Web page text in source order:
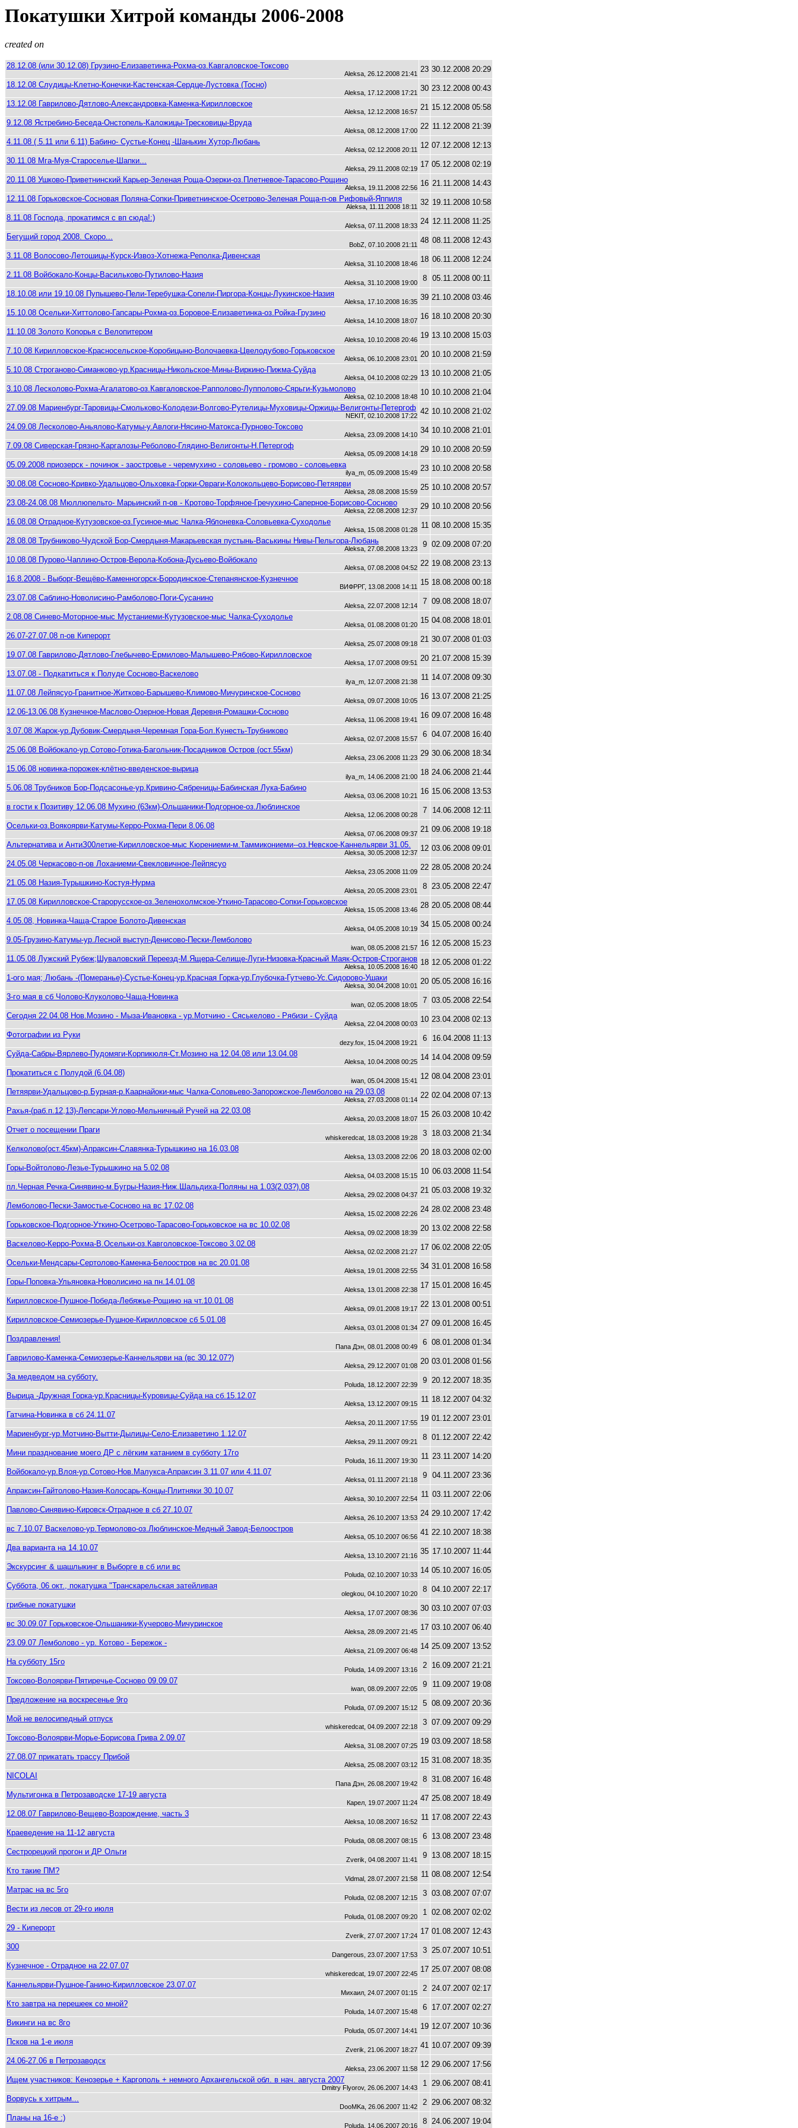
Покатушки Хитрой команды 2006-2008
created on
28.12.08 (или 30.12.08) Грузино-Елизаветинка-Рохма-оз.Кавгаловское-Токсово
Aleksa, 26.12.2008 21:41 23 30.12.2008 20:29
18.12.08 Слудицы-Клетно-Конечки-Кастенская-Сердце-Лустовка (Тосно)
Aleksa, 17.12.2008 17:21 30 23.12.2008 00:43
13.12.08 Гаврилово-Дятлово-Александровка-Каменка-Кирилловское
Aleksa, 12.12.2008 16:57 21 15.12.2008 05:58
9.12.08 Ястребино-Беседа-Онстопель-Каложицы-Тресковицы-Вруда
Aleksa, 08.12.2008 17:00 22 11.12.2008 21:39
4.11.08 ( 5.11 или 6.11) Бабино- Сустье-Конец -Шанькин Хутор-Любань
Aleksa, 02.12.2008 20:11 12 07.12.2008 12:13
30.11.08 Мга-Муя-Староселье-Шапки...
Aleksa, 29.11.2008 02:19 17 05.12.2008 02:19
20.11.08 Ушково-Приветнинский Карьер-Зеленая Роща-Озерки-оз.Плетневое-Тарасово-Рощино
Aleksa, 19.11.2008 22:56 16 21.11.2008 14:43
12.11.08 Горьковское-Сосновая Поляна-Сопки-Приветнинское-Осетрово-Зеленая Роща-п-ов Рифовый-Яппиля
Aleksa, 11.11.2008 18:11 32 19.11.2008 10:58
8.11.08 Господа, прокатимся с вп сюда!:)
Aleksa, 07.11.2008 18:33 24 12.11.2008 11:25
Бегущий город 2008. Скоро...
BobZ, 07.10.2008 21:11 48 08.11.2008 12:43
3.11.08 Волосово-Летошицы-Курск-Извоз-Хотнежа-Реполка-Дивенская
Aleksa, 31.10.2008 18:46 18 06.11.2008 12:24
2.11.08 Войбокало-Концы-Васильково-Путилово-Назия
Aleksa, 31.10.2008 19:00 8
05.11.2008 00:11
18.10.08 или 19.10.08 Пупышево-Пели-Теребушка-Сопели-Пиргора-Концы-Лукинское-Назия
Aleksa, 17.10.2008 16:35 39 21.10.2008 03:46
15.10.08 Осельки-Хиттолово-Гапсары-Рохма-оз.Боровое-Елизаветинка-оз.Ройка-Грузино
Aleksa, 14.10.2008 18:07 16 18.10.2008 20:30
11.10.08 Золото Копорья с Велопитером
Aleksa, 10.10.2008 20:46 19 13.10.2008 15:03
7.10.08 Кирилловское-Красносельское-Коробицыно-Волочаевка-Цвелодубово-Горьковское
Aleksa, 06.10.2008 23:01 20 10.10.2008 21:59
5.10.08 Строганово-Симанково-ур.Красницы-Никольское-Мины-Виркино-Пижма-Суйда
Aleksa, 04.10.2008 02:29 13 10.10.2008 21:05
3.10.08 Лесколово-Рохма-Агалатово-оз.Кавгаловское-Рапполово-Лупполово-Сярьги-Кузьмолово
Aleksa, 02.10.2008 18:48 10 10.10.2008 21:04
27.09.08 Мариенбург-Таровицы-Смольково-Колодези-Волгово-Рутелицы-Муховицы-Оржицы-Велигонты-Петергоф
NEKIT, 02.10.2008 17:22 42 10.10.2008 21:02
24.09.08 Лесколово-Аньялово-Катумы-у.Авлоги-Нясино-Матокса-Пурново-Токсово
Aleksa, 23.09.2008 14:10 34 10.10.2008 21:01
7.09.08 Сиверская-Грязно-Каргалозы-Реболово-Глядино-Велигонты-Н.Петергоф
Aleksa, 05.09.2008 14:18 29 10.10.2008 20:59
05.09.2008 приозерск - починок - заостровье - черемухино - соловьево - громово - соловьевка
ilya_m, 05.09.2008 15:49 23 10.10.2008 20:58
30.08.08 Сосново-Кривко-Удальцово-Ольховка-Горки-Овраги-Колокольцево-Борисово-Петяярви
Aleksa, 28.08.2008 15:59 25 10.10.2008 20:57
23.08-24.08.08 Мюллюпельто- Марьинский п-ов - Кротово-Торфяное-Гречухино-Саперное-Борисово-Сосново
Aleksa, 22.08.2008 12:37 29 10.10.2008 20:56
16.08.08 Отрадное-Кутузовское-оз.Гусиное-мыс Чалка-Яблоневка-Соловьевка-Суходолье
Aleksa, 15.08.2008 01:28 11 08.10.2008 15:35
28.08.08 Трубниково-Чудской Бор-Смердыня-Макарьевская пустынь-Васькины Нивы-Пельгора-Любань
Aleksa, 27.08.2008 13:23 9 02.09.2008 07:20
10.08.08 Пурово-Чаплино-Остров-Верола-Кобона-Дусьево-Войбокало
Aleksa, 07.08.2008 04:52 22 19.08.2008 23:13
16.8.2008 - Выборг-Вещёво-Каменногорск-Бородинское-Степанянское-Кузнечное
ВИФРРГ, 13.08.2008 14:11 15 18.08.2008 00:18
23.07.08 Саблино-Новолисино-Рамболово-Поги-Сусанино
Aleksa, 22.07.2008 12:14 7 09.08.2008 18:07
2.08.08 Синево-Моторное-мыс Мустаниеми-Кутузовское-мыс Чалка-Суходолье
Aleksa, 01.08.2008 01:20 15 04.08.2008 18:01
26.07-27.07.08 п-ов Киперорт
Aleksa, 25.07.2008 09:18 21 30.07.2008 01:03
19.07.08 Гаврилово-Дятлово-Глебычево-Ермилово-Малышево-Рябово-Кирилловское
Aleksa, 17.07.2008 09:51 20 21.07.2008 15:39
13.07.08 - Подкатиться к Полуде Сосново-Васкелово
ilya_m, 12.07.2008 21:38 11 14.07.2008 09:30
11.07.08 Лейпясуо-Гранитное-Житково-Барышево-Климово-Мичуринское-Сосново
Aleksa, 09.07.2008 10:05 16 13.07.2008 21:25
12.06-13.06.08 Кузнечное-Маслово-Озерное-Новая Деревня-Ромашки-Сосново
Aleksa, 11.06.2008 19:41 16 09.07.2008 16:48
3.07.08 Жарок-ур.Дубовик-Смердыня-Черемная Гора-Бол.Кунесть-Трубниково
Aleksa, 02.07.2008 15:57 6 04.07.2008 16:40
25.06.08 Войбокало-ур.Сотово-Готика-Багольник-Посадников Остров (ост.55км)
Aleksa, 23.06.2008 11:23 29 30.06.2008 18:34
15.06.08 новинка-порожек-клётно-введенское-вырица
ilya_m, 14.06.2008 21:00 18 24.06.2008 21:44
5.06.08 Трубников Бор-Подсасонье-ур.Кривино-Сябреницы-Бабинская Лука-Бабино
Aleksa, 03.06.2008 10:21 16 15.06.2008 13:53
в гости к Позитиву 12.06.08 Мухино (63км)-Ольшаники-Подгорное-оз.Люблинское
Aleksa, 12.06.2008 00:28 7
14.06.2008 12:11
Осельки-оз.Воякоярви-Катумы-Керро-Рохма-Пери 8.06.08
Aleksa, 07.06.2008 09:37 21 09.06.2008 19:18
Альтернатива и АнтиЗ00летие-Кирилловское-мыс Кюрениеми-м.Таммикониеми--оз.Невское-Каннельярви 31.05.
Aleksa, 30.05.2008 12:37 12 03.06.2008 09:01
24.05.08 Черкасово-п-ов Лоханиеми-Свекловичное-Лейпясуо
Aleksa, 23.05.2008 11:09 22 28.05.2008 20:24
21.05.08 Назия-Турышкино-Костуя-Нурма
Aleksa, 20.05.2008 23:01 8 23.05.2008 22:47
17.05.08 Кирилловское-Старорусское-оз.Зеленохолмское-Уткино-Тарасово-Сопки-Горьковское
Aleksa, 15.05.2008 13:46 28 20.05.2008 08:44
4.05.08, Новинка-Чаща-Старое Болото-Дивенская
Aleksa, 04.05.2008 10:19 34 15.05.2008 00:24
9.05-Грузино-Катумы-ур.Лесной выступ-Денисово-Пески-Лемболово
iwan, 08.05.2008 21:57 16 12.05.2008 15:23
11.05.08 Лужский Рубеж;Шуваловский Переезд-М.Ящера-Селище-Луги-Низовка-Красный Маяк-Остров-Строганов
Aleksa, 10.05.2008 16:40 18 12.05.2008 01:22
1-ого мая; Любань -(Померанье)-Сустье-Конец-ур.Красная Горка-ур.Глубочка-Гутчево-Ус.Сидорово-Ушаки
Aleksa, 30.04.2008 10:01 20 05.05.2008 16:16
3-го мая в сб Чолово-Клуколово-Чаща-Новинка
iwan, 02.05.2008 18:05 7 03.05.2008 22:54
Сегодня 22.04.08 Нов.Мозино - Мыза-Ивановка - ур.Мотчино - Сяськелово - Рябизи - Суйда
Aleksa, 22.04.2008 00:03 10 23.04.2008 02:13
Фотографии из Руки
dezy.fox, 15.04.2008 19:21 6
16.04.2008 11:13
Суйда-Сабры-Вярлево-Пудомяги-Корпикюля-Ст.Мозино на 12.04.08 или 13.04.08
Aleksa, 10.04.2008 00:25 14 14.04.2008 09:59
Прокатиться с Полудой (6.04.08)
iwan, 05.04.2008 15:41 12 08.04.2008 23:01
Петяярви-Удальцово-р.Бурная-р.Каарнайоки-мыс Чалка-Соловьево-Запорожское-Лемболово на 29.03.08
Aleksa, 27.03.2008 01:14 22 02.04.2008 07:13
Рахья-(раб.п.12,13)-Лепсари-Углово-Мельничный Ручей на 22.03.08
Aleksa, 20.03.2008 18:07 15 26.03.2008 10:42
Отчет о посещении Праги
whiskeredcat, 18.03.2008 19:28 3
18.03.2008 21:34
Келколово(ост.45км)-Апраксин-Славянка-Турышкино на 16.03.08
Aleksa, 13.03.2008 22:06 20 18.03.2008 02:00
Горы-Войтолово-Лезье-Турышкино на 5.02.08
Aleksa, 04.03.2008 15:15 10 06.03.2008 11:54
пл.Черная Речка-Синявино-м.Бугры-Назия-Ниж.Шальдиха-Поляны на 1.03(2.03?).08
Aleksa, 29.02.2008 04:37 21 05.03.2008 19:32
Лемболово-Пески-Замостье-Сосново на вс 17.02.08
Aleksa, 15.02.2008 22:26 24 28.02.2008 23:48
Горьковское-Подгорное-Уткино-Осетрово-Тарасово-Горьковское на вс 10.02.08
Aleksa, 09.02.2008 18:39 20 13.02.2008 22:58
Васкелово-Керро-Рохма-В.Осельки-оз.Кавголовское-Токсово 3.02.08
Aleksa, 02.02.2008 21:27 17 06.02.2008 22:05
Осельки-Мендсары-Сертолово-Каменка-Белоостров на вс 20.01.08
Aleksa, 19.01.2008 22:55 34 31.01.2008 16:58
Горы-Поповка-Ульяновка-Новолисино на пн.14.01.08
Aleksa, 13.01.2008 22:38 17 15.01.2008 16:45
Кирилловское-Пушное-Победа-Лебяжье-Рощино на чт.10.01.08
Aleksa, 09.01.2008 19:17 22 13.01.2008 00:51
Кирилловское-Семиозерье-Пушное-Кирилловское сб 5.01.08
Aleksa, 03.01.2008 01:34 27 09.01.2008 16:45
Поздравления!
Папа Дэн, 08.01.2008 00:49 6 08.01.2008 01:34
Гаврилово-Каменка-Семиозерье-Каннельярви на (вс 30.12.07?)
Aleksa, 29.12.2007 01:08 20 03.01.2008 01:56
За медведом на субботу.
Poluda, 18.12.2007 22:39 9 20.12.2007 18:35
Вырица -Дружная Горка-ур.Красницы-Куровицы-Суйда на сб.15.12.07
Aleksa, 13.12.2007 09:15 11 18.12.2007 04:32
Гатчина-Новинка в сб 24.11.07
Aleksa, 20.11.2007 17:55 19 01.12.2007 23:01
Мариенбург-ур.Мотчино-Вытти-Дылицы-Село-Елизаветино 1.12.07
Aleksa, 29.11.2007 09:21 8 01.12.2007 22:42
Мини празднование моего ДР с лёгким катанием в субботу 17го
Poluda, 16.11.2007 19:30 11 23.11.2007 14:20
Войбокало-ур.Влоя-ур.Сотово-Нов.Малукса-Апраксин 3.11.07 или 4.11.07
Aleksa, 01.11.2007 21:18 9
04.11.2007 23:36
Апраксин-Гайтолово-Назия-Колосарь-Концы-Плитняки 30.10.07
Aleksa, 30.10.2007 22:54 11 03.11.2007 22:06
Павлово-Синявино-Кировск-Отрадное в сб 27.10.07
Aleksa, 26.10.2007 13:53 24 29.10.2007 17:42
вс 7.10.07 Васкелово-ур.Термолово-оз.Люблинское-Медный Завод-Белоостров
Aleksa, 05.10.2007 06:56 41 22.10.2007 18:38
Два варианта на 14.10.07
Aleksa, 13.10.2007 21:16 35 17.10.2007 11:44
Экскурсинг & шашлыкинг в Выборге в сб или вс
Poluda, 02.10.2007 10:33 14 05.10.2007 16:05
Суббота, 06 окт., покатушка "Транскарельская затейливая
olegkou, 04.10.2007 10:20 8 04.10.2007 22:17
грибные покатушки
Aleksa, 17.07.2007 08:36 30 03.10.2007 07:03
вс 30.09.07 Горьковское-Ольшаники-Кучерово-Мичуринское
Aleksa, 28.09.2007 21:45 17 03.10.2007 06:40
23.09.07 Лемболово - ур. Котово - Бережок -
Aleksa, 21.09.2007 06:48 14 25.09.2007 13:52
На субботу 15го
Poluda, 14.09.2007 13:16 2
16.09.2007 21:21
Токсово-Волоярви-Пятиречье-Сосново 09.09.07
iwan, 08.09.2007 22:05 9
11.09.2007 19:08
Предложение на воскресенье 9го
Poluda, 07.09.2007 15:12 5 08.09.2007 20:36
Мой не велосипедный отпуск
whiskeredcat, 04.09.2007 22:18 3 07.09.2007 09:29
Токсово-Волоярви-Морье-Борисова Грива 2.09.07
Aleksa, 31.08.2007 07:25 19 03.09.2007 18:58
27.08.07 прикатать трассу Прибой
Aleksa, 25.08.2007 03:12 15 31.08.2007 18:35
NICOLAI
Папа Дэн, 26.08.2007 19:42 8 31.08.2007 16:48
Мультигонка в Петрозаводске 17-19 августа
Карел, 19.07.2007 11:24 47 25.08.2007 18:49
12.08.07 Гаврилово-Вещево-Возрождение, часть 3
Aleksa, 10.08.2007 16:52 11 17.08.2007 22:43
Краеведение на 11-12 августа
Poluda, 08.08.2007 08:15 6
13.08.2007 23:48
Сестрорецкий прогон и ДР Ольги
Zverik, 04.08.2007 11:41 9
13.08.2007 18:15
Кто такие ПМ?
Vidmal, 28.07.2007 21:58 11 08.08.2007 12:54
Матрас на вс 5го
Poluda, 02.08.2007 12:15 3 03.08.2007 07:07
Вести из лесов от 29-го июля
Poluda, 01.08.2007 09:20 1 02.08.2007 02:02
29 - Киперорт
Zverik, 27.07.2007 17:24 17 01.08.2007 12:43
300
Dangerous, 23.07.2007 17:53 3 25.07.2007 10:51
Кузнечное - Отрадное на 22.07.07
whiskeredcat, 19.07.2007 22:45 17 25.07.2007 08:08
Каннельярви-Пушное-Ганино-Кирилловское 23.07.07
Михаил, 24.07.2007 01:15 2 24.07.2007 02:17
Кто завтра на перешеек со мной?
Poluda, 14.07.2007 15:48 6
17.07.2007 02:27
Викинги на вс 8го
Poluda, 05.07.2007 14:41 19 12.07.2007 10:36
Псков на 1-е июля
Zverik, 21.06.2007 18:27 41 10.07.2007 09:39
24.06-27.06 в Петрозаводск
Aleksa, 23.06.2007 11:58 12 29.06.2007 17:56
Ищем участников: Кенозерье + Каргополь + немного Архангельской обл. в нач. августа 2007
Dmitry Flyorov, 26.06.2007 14:43 1 29.06.2007 08:41
Ворвусь к хитрым...
DooMKa, 26.06.2007 11:42 2 29.06.2007 08:32
Планы на 16-е :)
Poluda, 14.06.2007 20:16 8 24.06.2007 19:04